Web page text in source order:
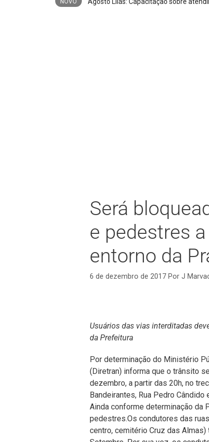
NOVO
Será
e pedestres
entorno da
6 de dezembro de 2017 Por J
Usuários das vias interditadas
da Prefeitura
Por determinação do Ministério
(Diretran) informa que o trânsito
dezembro, a partir das 20h, no
Bandeirantes, Rua Pedro
Ainda conforme determinação da
pedestres.Os condutores das
centro, cemitério Cruz das